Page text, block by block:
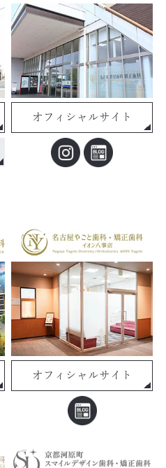
オフィシャルサイト
オフィシャルサイト